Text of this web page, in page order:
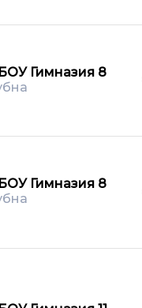
Гимназия 8
Гимназия 8